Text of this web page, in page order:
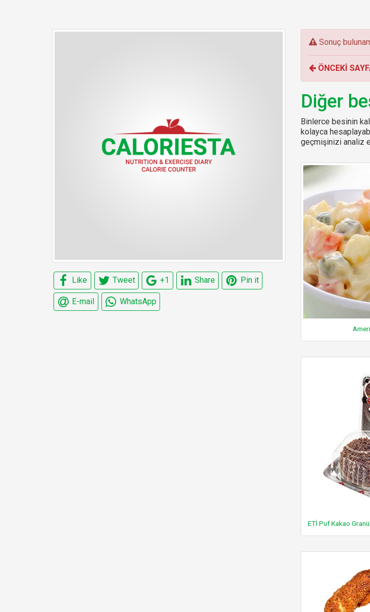
Like Tweet +1 Share Pin it
E-mail WhatsApp
E
r
o
r
:
Sonuç
ÖNCEKİ
Diğer
Binlerce besinin
kolayca
geçmişinizi analiz